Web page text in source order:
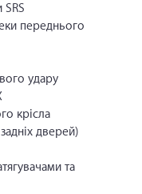
переднього
удару
крісла
дверей)
та